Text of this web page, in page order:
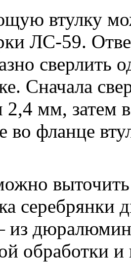
втулку
ЛС-59.
сверлить
Сначала
2,4 мм, затем
во фланце
серебрянки
обработки